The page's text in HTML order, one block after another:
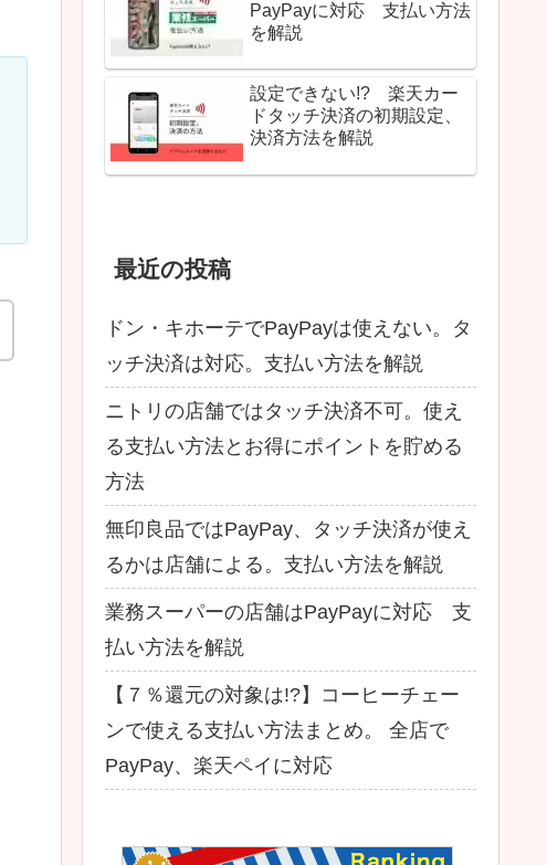
PayPayに対応 支払い方法
を解説
設定できない!? 楽天カー
ドタッチ決済の初期設定、
決済方法を解説
最近の投稿
ドン・キホーテでPayPayは使えない。タ
ッチ決済は対応。支払い方法を解説
ニトリの店舗ではタッチ決済不可。使え
る支払い方法とお得にポイントを貯める
方法
無印良品ではPayPay、タッチ決済が使え
るかは店舗による。支払い方法を解説
業務スーパーの店舗はPayPayに対応 支
払い方法を解説
【７％還元の対象は!?】コーヒーチェー
ンで使える支払い方法まとめ。 全店で
PayPay、楽天ペイに対応